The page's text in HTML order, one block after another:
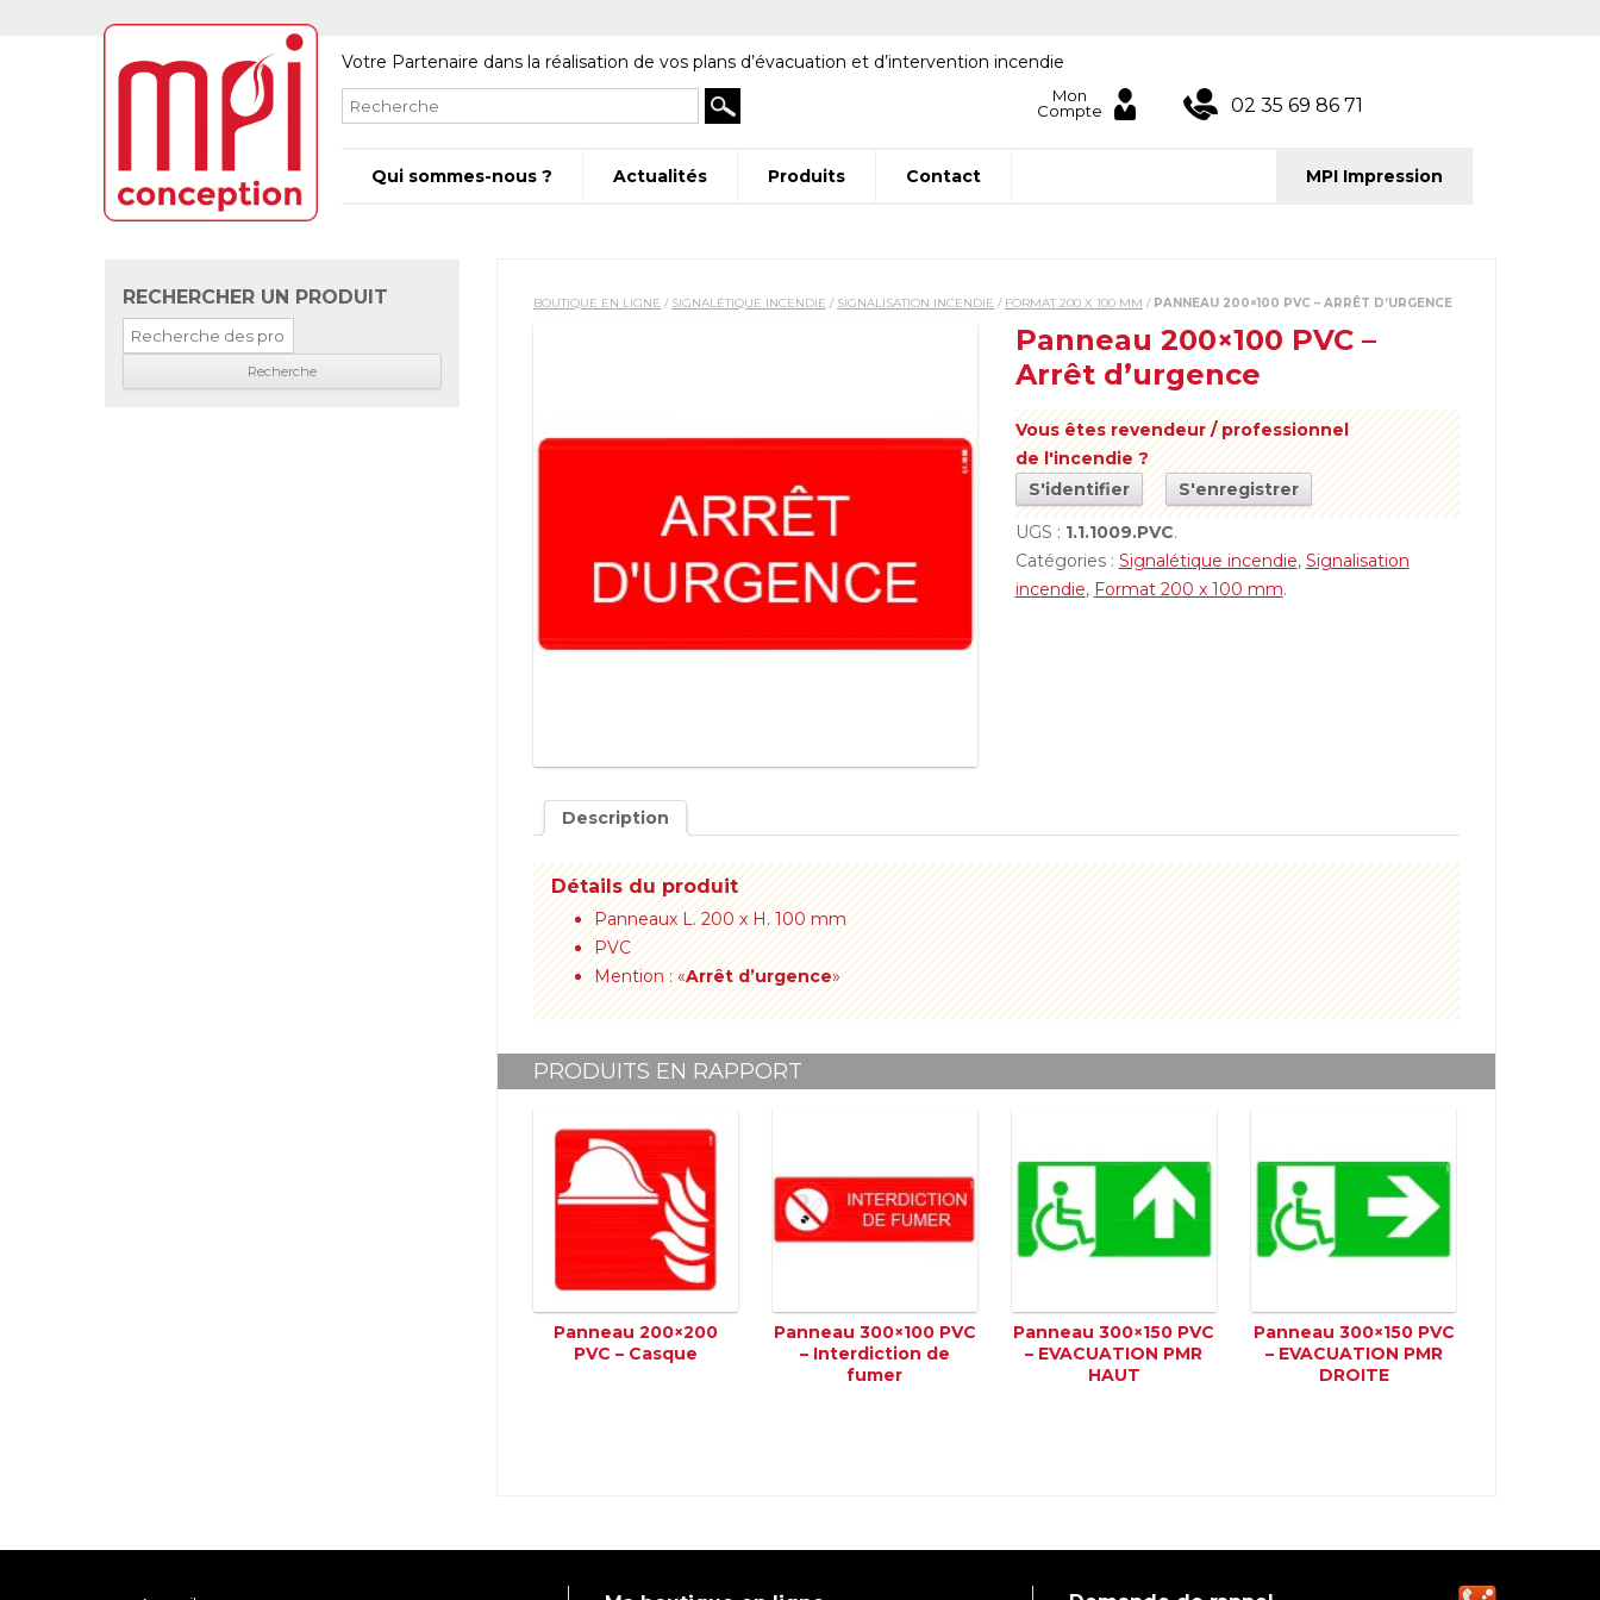
Votre Partenaire dans la réalisation de vos plans d’évacuation et d’intervention incendie
Mon
Compte
02 35 69 86 71
Qui sommes-nous ? Actualités Produits Contact MPI Impression
BOUTIQUE EN LIGNE / SIGNALÉTIQUE INCENDIE / SIGNALISATION INCENDIE / FORMAT 200 X 100 MM / PANNEAU 200×100 PVC – ARRÊT D’URGENCE
Panneau 200×100 PVC –
Arrêt d’urgence
Vous êtes revendeur / professionnel
de l'incendie ?
S'identifier
S'enregistrer
UGS : 1.1.1009.PVC.
Catégories : Signalétique incendie, Signalisation
incendie, Format 200 x 100 mm.
Description
Détails du produit
Panneaux L. 200 x H. 100 mm
PVC
Mention : «Arrêt d’urgence»
PRODUITS EN RAPPORT
Panneau 200×200
PVC – Casque
Panneau 300×100 PVC
– Interdiction de
fumer
Panneau 300×150 PVC
– EVACUATION PMR
HAUT
Panneau 300×150 PVC
– EVACUATION PMR
DROITE
RECHERCHER UN PRODUIT
Recherche
pour
: